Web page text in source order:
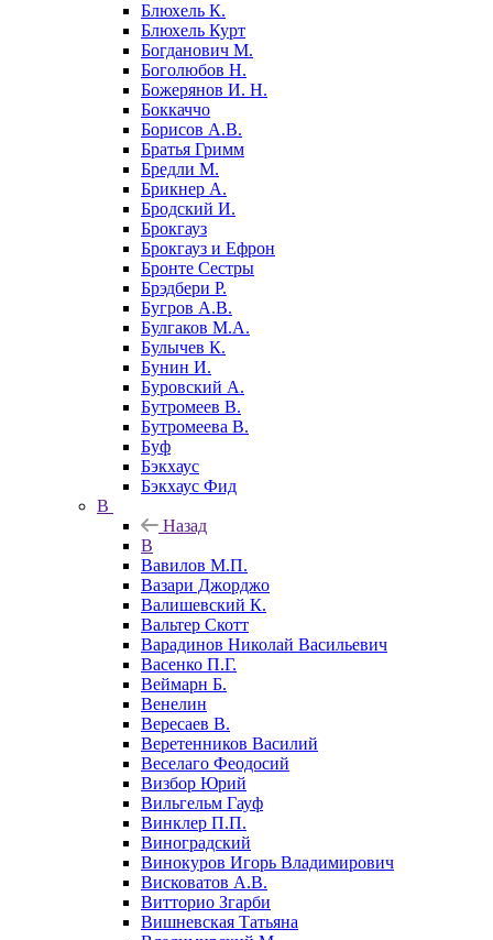
Блюхель К.
Блюхель Курт
Богданович М.
Боголюбов Н.
Божерянов И. Н.
Боккаччо
Борисов А.В.
Братья Гримм
Бредли М.
Брикнер А.
Бродский И.
Брокгауз
Брокгауз и Ефрон
Бронте Сестры
Брэдбери Р.
Бугров А.В.
Булгаков М.А.
Булычев К.
Бунин И.
Буровский А.
Бутромеев В.
Бутромеева В.
Буф
Бэкхаус
Бэкхаус Фид
В
Назад
В
Вавилов М.П.
Вазари Джорджо
Валишевский К.
Вальтер Скотт
Варадинов Николай Васильевич
Васенко П.Г.
Веймарн Б.
Венелин
Вересаев В.
Веретенников Василий
Веселаго Феодосий
Визбор Юрий
Вильгельм Гауф
Винклер П.П.
Виноградский
Винокуров Игорь Владимирович
Висковатов А.В.
Витторио Згарби
Вишневская Татьяна